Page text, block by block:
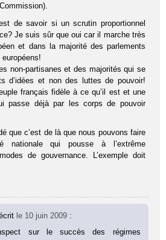
de savoir si un scrutin proportionnel
Je suis sûr que oui car il marche très
et dans la majorité des parlements
non-partisanes et des majorités qui se
d’idées et non des luttes de pouvoir!
français fidèle à ce qu’il est et une
passe déjà par les corps de pouvoir
que c’est de là que nous pouvons faire
nationale qui pousse à l’extrême
de gouvernance. L’exemple doit
le 10 juin 2009 :
sur le succès des régimes